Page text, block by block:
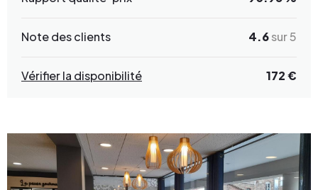
Note des clients 4.6sur 5
Vérifier la disponibilité 172 €